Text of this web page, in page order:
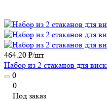
464.20 ₽/шт
Набор из 2 стаканов для
0
0
Под заказ